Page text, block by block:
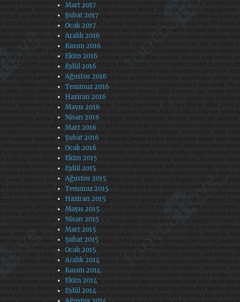
Mart 2017
Şubat 2017
Ocak 2017
Aralık 2016
Kasım 2016
Ekim 2016
Eylül 2016
Ağustos 2016
Temmuz 2016
Haziran 2016
Mayıs 2016
Nisan 2016
Mart 2016
Şubat 2016
Ocak 2016
Ekim 2015
Eylül 2015
Ağustos 2015
Temmuz 2015
Haziran 2015
Mayıs 2015
Nisan 2015
Mart 2015
Şubat 2015
Ocak 2015
Aralık 2014
Kasım 2014
Ekim 2014
Eylül 2014